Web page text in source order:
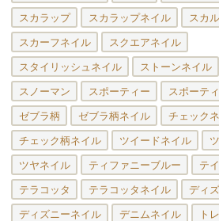
スカラップ スカラップネイル スカ
スカーフネイル スクエアネイル
スタイリッシュネイル ストーンネイル
スノーマン スポーティー スポーテ
ゼブラ柄 ゼブラ柄ネイル チェック
チェック柄ネイル ツイードネイル
ツヤネイル ティファニーブルー テ
テラコッタ テラコッタネイル ディ
ディズニーネイル デニムネイル ト